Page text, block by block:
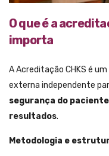
O que é a
importa
A Acreditação CHKS é
externa independente
segurança do
resultados.
Metodologia e